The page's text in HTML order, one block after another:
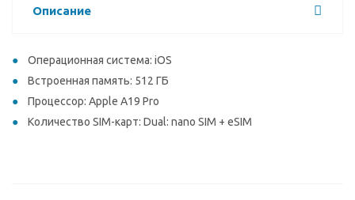
Описание
Операционная система: iOS
Встроенная память: 512 ГБ
Процессор: Apple A19 Pro
Количество SIM-карт: Dual: nano SIM + eSIM